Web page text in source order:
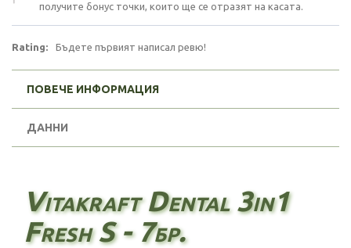
получите бонус точки, които ще се отразят на касата.
Rating: Бъдете първият написал ревю!
ПОВЕЧЕ ИНФОРМАЦИЯ
ДАННИ
Vitakraft Dental 3in1
Fresh S - 7бр.